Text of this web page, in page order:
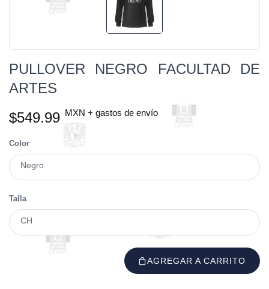
PULLOVER NEGRO FACULTAD DE
ARTES
$549.99 MXN + gastos de envío
Color
Negro
Talla
CH
AGREGAR A CARRITO